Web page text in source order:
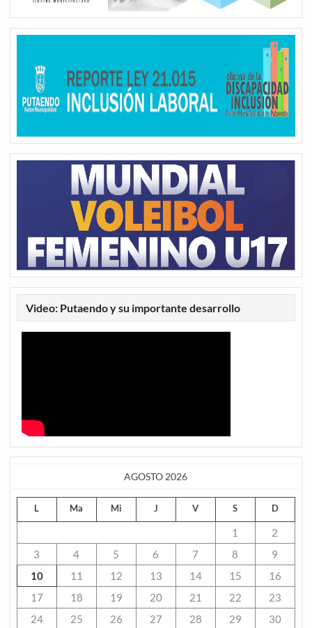
Video: Putaendo y su importante desarrollo
AGOSTO 2026
L Ma Mi J V S D
1
2
3
4 5 6 7 8
9
10
11 12 13 14 15
16
17
18 19 20 21 22
23
24
25 26 27 28 29 30